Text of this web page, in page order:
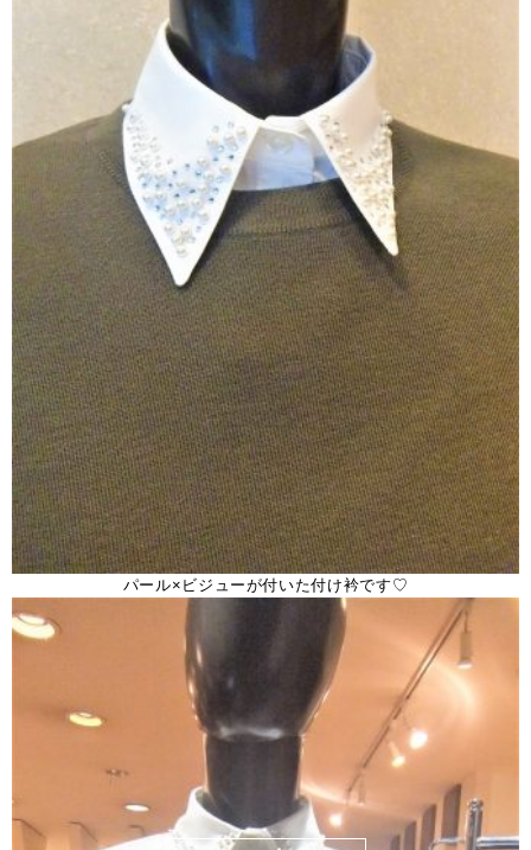
パール×ビジューが付いた付け衿です♡